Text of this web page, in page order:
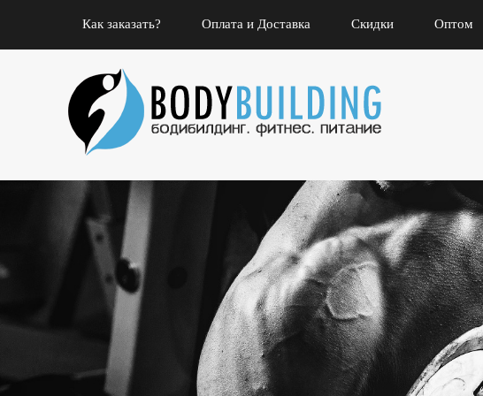
Как заказать? Оплата и Доставка Скидки Оптом